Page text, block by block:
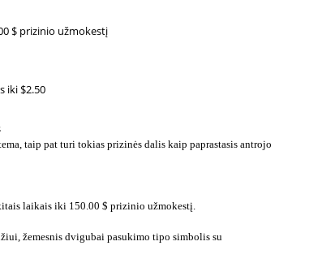
$ prizinio užmokestį
iki $2.50
taip pat turi tokias prizinės dalis kaip paprastasis antrojo
laikais iki 150.00 $ prizinio užmokestį.
žemesnis dvigubai pasukimo tipo simbolis su